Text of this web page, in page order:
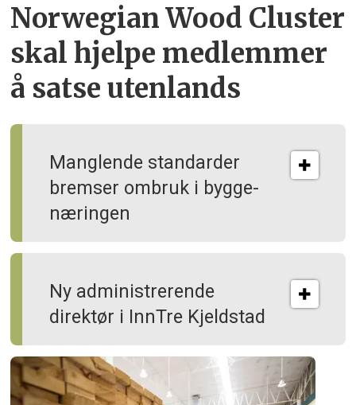
Norwegian Wood Cluster
skal hjelpe medlemmer
å satse utenlands
Manglende standarder
bremser ombruk i bygge­
næringen
Ny administrerende
direktør i InnTre Kjeldstad